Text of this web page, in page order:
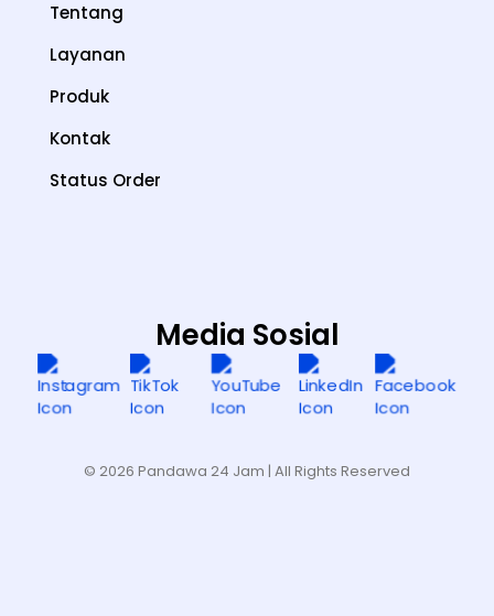
Tentang
Layanan
Produk
Kontak
Status Order
Media Sosial
© 2026 Pandawa 24 Jam | All Rights Reserved